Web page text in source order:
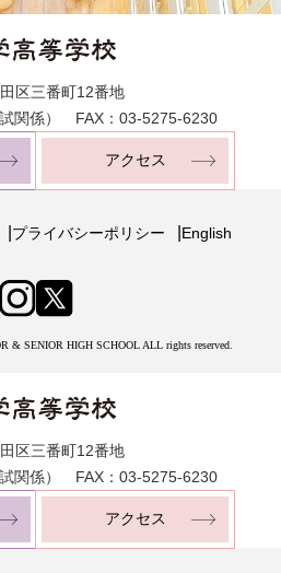
区三番町12番地
関係） FAX：03-5275-6230
プライバシーポリシー English
アクセス
& SENIOR HIGH SCHOOL ALL rights reserved.
区三番町12番地
関係） FAX：03-5275-6230
アクセス